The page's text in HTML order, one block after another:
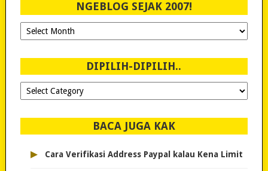
NGEBLOG SEJAK 2007!
Ngeblog
Sejak
DIPILIH-DIPILIH..
Dipilih-
dipilih..
BACA JUGA KAK
▸ Cara Verifikasi Address Paypal kalau Kena Limit